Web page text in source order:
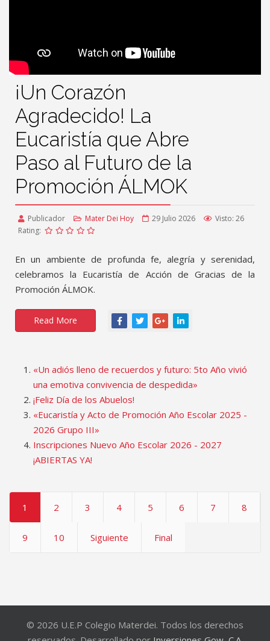
¡Un Corazón
Agradecido! La
Eucaristía que Abre
Paso al Futuro de la
Promoción ÁLMOK
Publicador Mater Dei Hoy 29 Julio 2026
Visto: 26
Rating:
En un ambiente de profunda fe, alegría y serenidad,
celebramos la Eucaristía de Acción de Gracias de la
Promoción ÁLMOK.
Read More
«Un adiós lleno de recuerdos y futuro: 5to Año vivió
una emotiva convivencia de despedida»
¡Feliz Día de los Abuelos!
«Eucaristía y Acto de Promoción Año Escolar 2025 -
2026 Grupo III»
Inscripciones Nuevo Año Escolar 2026 - 2027
¡ABIERTAS YA!
1 2 3 4 5 6 7 8
9 10 Siguiente Final
© 2026 U.E.P Colegio Materdei. Todos los derechos